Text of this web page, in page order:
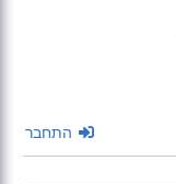
התחבר